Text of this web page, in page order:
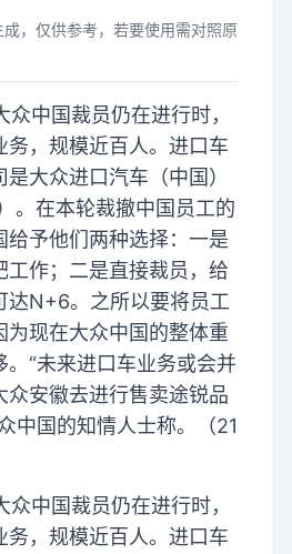
，仅供参考，若要使用需对照原
众中国裁员仍在进行时，
务，规模近百人。进口车
大众进口汽车（中国）
。在本轮裁撤中国员工的
给予他们两种选择：一是
工作；二是直接裁员，给
N+6。之所以要将员工
为现在大众中国的整体重
。“未来进口车业务或会并
众安徽去进行售卖途锐品
中国的知情人士称。（21
众中国裁员仍在进行时，
务，规模近百人。进口车